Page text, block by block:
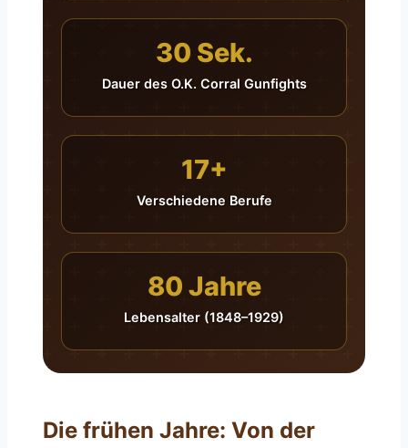
30 Sek.
Dauer des O.K. Corral Gunfights
17+
Verschiedene Berufe
80 Jahre
Lebensalter (1848–1929)
Die frühen Jahre: Von der